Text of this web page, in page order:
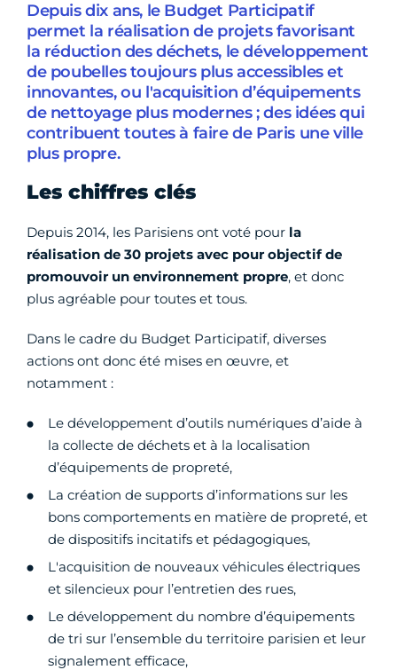
Depuis dix ans, le Budget Participatif
permet la réalisation de projets favorisant
la réduction des déchets, le développement
de poubelles toujours plus accessibles et
innovantes, ou l'acquisition d’équipements
de nettoyage plus modernes ; des idées qui
contribuent toutes à faire de Paris une ville
plus propre.
Les chiffres clés
Depuis 2014, les Parisiens ont voté pour la
réalisation de 30 projets avec pour objectif de
promouvoir un environnement propre, et donc
plus agréable pour toutes et tous.
Dans le cadre du Budget Participatif, diverses
actions ont donc été mises en œuvre, et
notamment :
Le développement d’outils numériques d’aide à
la collecte de déchets et à la localisation
d’équipements de propreté,
La création de supports d’informations sur les
bons comportements en matière de propreté, et
de dispositifs incitatifs et pédagogiques,
L'acquisition de nouveaux véhicules électriques
et silencieux pour l’entretien des rues,
Le développement du nombre d’équipements
de tri sur l’ensemble du territoire parisien et leur
signalement efficace,